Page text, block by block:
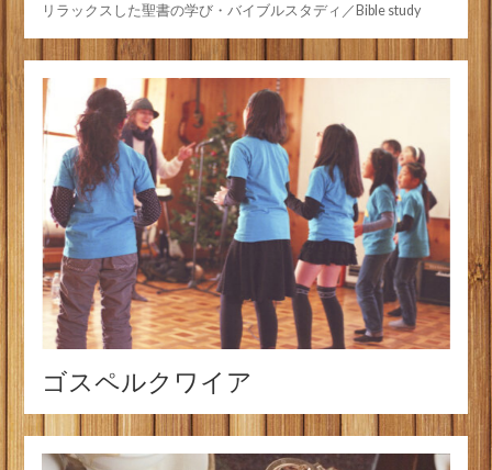
リラックスした聖書の学び・バイブルスタディ／Bible study
ゴスペルクワイア